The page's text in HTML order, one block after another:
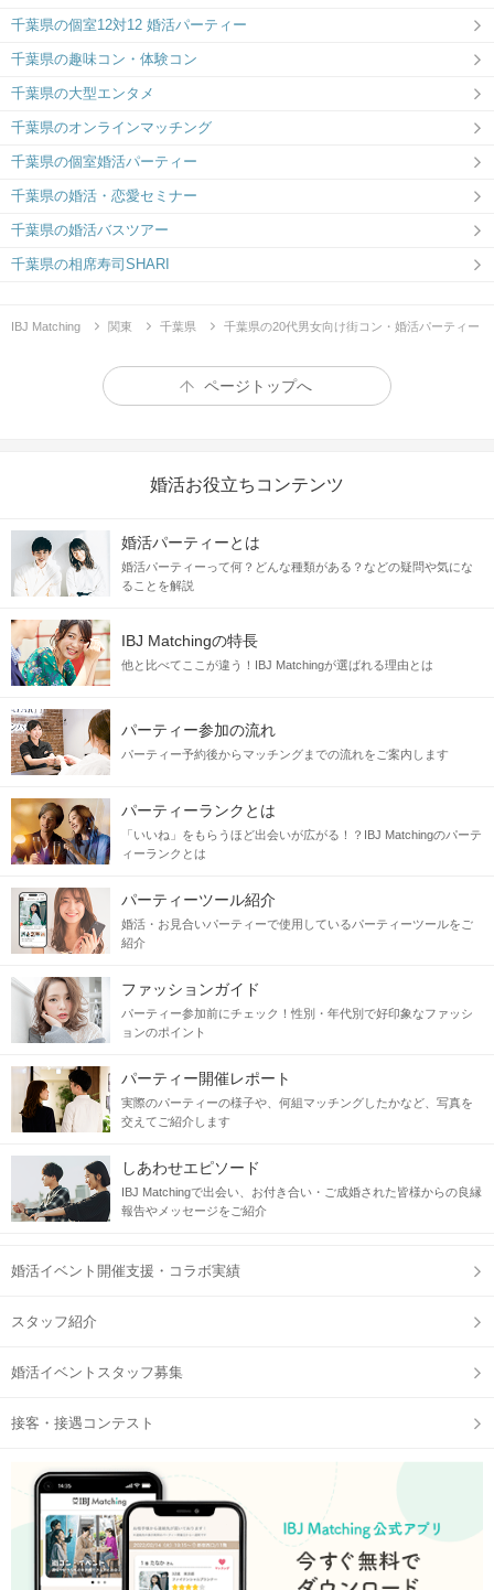
千葉県の個室12対12 婚活パーティー
千葉県の趣味コン・体験コン
千葉県の大型エンタメ
千葉県のオンラインマッチング
千葉県の個室婚活パーティー
千葉県の婚活・恋愛セミナー
千葉県の婚活バスツアー
千葉県の相席寿司SHARI
IBJ Matching 関東 千葉県 千葉県の20代男女向け街コン・婚活パーティー
ページトップへ
婚活お役立ちコンテンツ
婚活パーティーとは
婚活パーティーって何？どんな種類がある？などの疑問や気にな
ることを解説
IBJ Matchingの特長
他と比べてここが違う！IBJ Matchingが選ばれる理由とは
パーティー参加の流れ
パーティー予約後からマッチングまでの流れをご案内します
パーティーランクとは
「いいね」をもらうほど出会いが広がる！？IBJ Matchingのパーテ
ィーランクとは
パーティーツール紹介
婚活・お見合いパーティーで使用しているパーティーツールをご
紹介
ファッションガイド
パーティー参加前にチェック！性別・年代別で好印象なファッシ
ョンのポイント
パーティー開催レポート
実際のパーティーの様子や、何組マッチングしたかなど、写真を
交えてご紹介します
しあわせエピソード
IBJ Matchingで出会い、お付き合い・ご成婚された皆様からの良縁
報告やメッセージをご紹介
婚活イベント開催支援・コラボ実績
スタッフ紹介
婚活イベントスタッフ募集
接客・接遇コンテスト